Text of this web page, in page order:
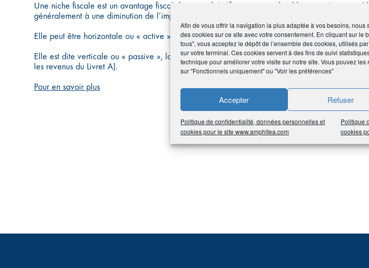
Afin de vous offrir la navigation la plus adaptée à vos besoins, nous
des cookies sur ce site avec votre consentement. En cliquant sur le
tous", vous acceptez le dépôt de l’ensemble des cookies, utilisés
sur votre terminal. Ces cookies servent à des fins de suivi
technique pour améliorer votre visite sur notre site. Vous pouvez les
sur "Fonctionnels uniquement" ou "Voir les préférences"
Accepter Refuser
Politique de confidentialité, données personnelles et
cookies pour le site www.amphitea.com
Politique
cookies
Une niche fiscale est un avantage fiscal dont peut bénéficier un contribuable, sous réserve
généralement à une diminution de l’impôt sur le revenu.
Elle peut être horizontale ou « active » lorsque, pour en bénéficier, le contribuable doit
Elle est dite verticale ou « passive », lorsque le contribuable n’a rien à faire pour en
les revenus du Livret A).
Pour en savoir plus